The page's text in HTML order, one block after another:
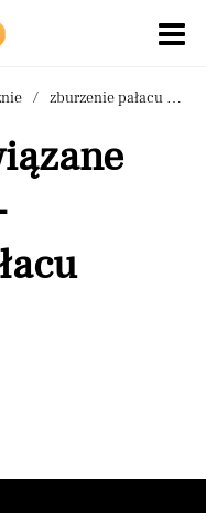
zburzenie pałacu kultury